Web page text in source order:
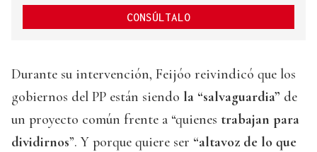
CONSÚLTALO
Durante su intervención, Feijóo reivindicó que los
gobiernos del PP están siendo la “salvaguardia” de
un proyecto común frente a “quienes trabajan para
dividirnos”. Y porque quiere ser “altavoz de lo que